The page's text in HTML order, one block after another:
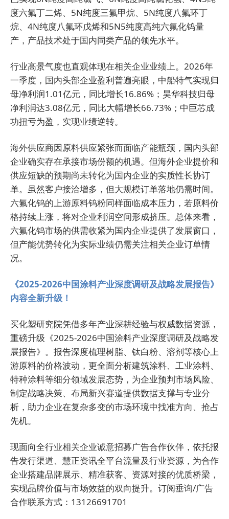
度六氟丁二烯、5N纯度三氟甲烷、5N纯度八氟环丁
烷、4N纯度八氟环戊烯和5N5纯度高纯六氟化钨量
产，产品技术处于国内同类产品的领先水平。
行业高景气度也直观体现在相关企业业绩上。2026年
一季度，国内头部企业盈利普遍亮眼，中船特气实现归
母净利润1.01亿元，同比增长16.86%；昊华科技归母
净利润达3.08亿元，同比大幅增长66.73%；中巨芯成
功扭亏为盈，实现业绩逆转。
海外供应商因原料供应紧张而面临产能瓶颈，国内头部
企业确实存在承接市场份额的机遇。但海外企业提价和
供应短缺的预期尚未转化为国内企业的实质性长协订
单。虽然客户接洽增多，但大规模订单落地仍需时间。
六氟化钨的上游原料钨粉同样面临成本压力，若原料价
格持续上涨，将对企业利润空间形成挤压。总体来看，
六氟化钨市场的供需收紧为国内企业提供了发展窗口，
但产能优势转化为实际业绩仍需关注相关企业订单情
况。
《2025-2026中国涂料产业深度调研及战略发展报告》
内容全新升级！
买化塑研究院凭借多年产业深耕经验与权威数据资源，
重磅升级《2025-2026中国涂料产业深度调研及战略发
展报告》。报告深度梳理树脂、钛白粉、溶剂等核心上
游原料的价格波动，更全面分析建筑涂料、工业涂料、
特种涂料等细分领域发展态势，为企业预判市场风险、
制定战略决策、布局新兴赛道提供数据支撑与专业分
析，助力企业在复杂多变的市场环境中找准方向、抢占
先机。
现面向全行业相关企业诚意招募广告合作伙伴，依托报
告发行渠道、慧正资讯全平台流量及行业资源，为合作
企业搭建品牌展示、精准获客、资源对接的优质桥梁，
实现品牌价值与市场效益的双向提升。订阅垂询/广告
合作联系方式：13126691701